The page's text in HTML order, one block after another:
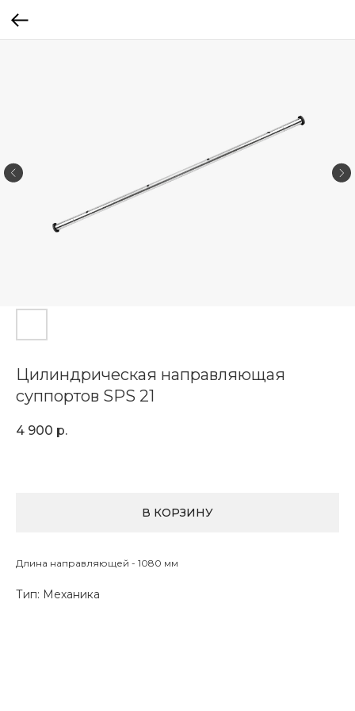
Цилиндрическая направляющая
суппортов SPS 21
4 900 р.
В КОРЗИНУ
Длина направляющей - 1080 мм
Тип: Механика